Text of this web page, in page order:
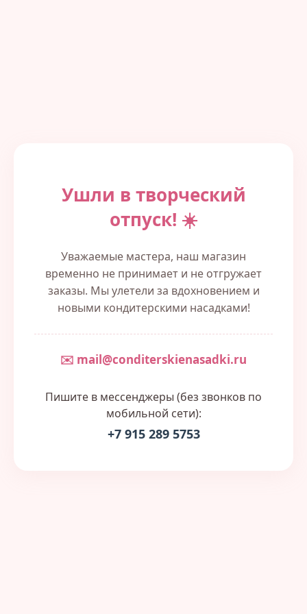
Ушли в творческий
отпуск! ☀️
Уважаемые мастера, наш магазин
временно не принимает и не отгружает
заказы. Мы улетели за вдохновением и
новыми кондитерскими насадками!
✉️ mail@conditerskienasadki.ru
Пишите в мессенджеры (без звонков по
мобильной сети):
+7 915 289 5753